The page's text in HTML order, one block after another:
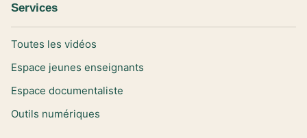
Services
Toutes les vidéos
Espace jeunes enseignants
Espace documentaliste
Outils numériques